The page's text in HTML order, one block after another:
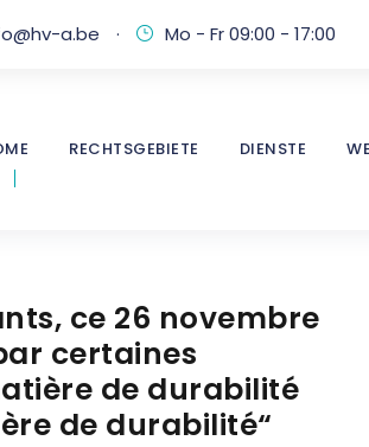
a.be · Mo - Fr 09:00 - 17:00
RECHTSGEBIETE DIENSTE
ce 26 novembre
certaines
de durabilité
de durabilité“